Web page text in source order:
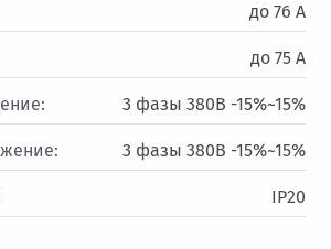
до 76 А
до 75 А
3 фазы 380В -15%~15%
3 фазы 380В -15%~15%
IP20